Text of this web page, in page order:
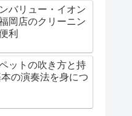
バリュー・イオン
岡店のクリーニン
利
ットの吹き方と持
の演奏法を身につ